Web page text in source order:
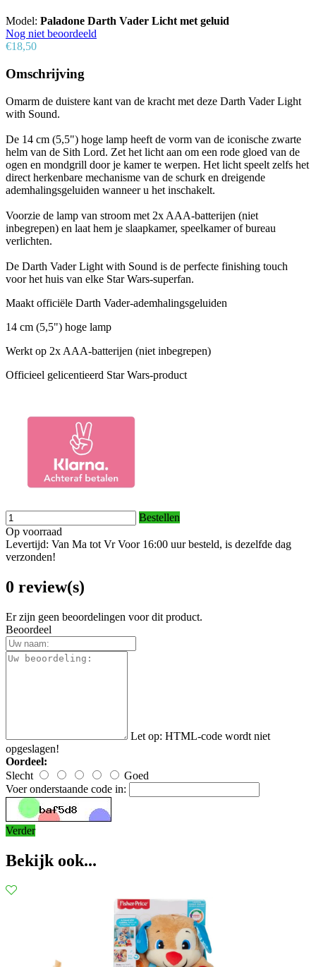
Model: Paladone Darth Vader Licht met geluid
Nog niet beoordeeld
€18,50
Omschrijving
Omarm de duistere kant van de kracht met deze Darth Vader Light
with Sound.
De 14 cm (5,5") hoge lamp heeft de vorm van de iconische zwarte
helm van de Sith Lord. Zet het licht aan om een rode gloed van de
ogen en mondgrill door je kamer te werpen. Het licht speelt zelfs het
direct herkenbare mechanisme van de schurk en dreigende
ademhalingsgeluiden wanneer u het inschakelt.
Voorzie de lamp van stroom met 2x AAA-batterijen (niet
inbegrepen) en laat hem je slaapkamer, speelkamer of bureau
verlichten.
De Darth Vader Light with Sound is de perfecte finishing touch
voor het huis van elke Star Wars-superfan.
Maakt officiële Darth Vader-ademhalingsgeluiden
14 cm (5,5") hoge lamp
Werkt op 2x AAA-batterijen (niet inbegrepen)
Officieel gelicentieerd Star Wars-product
Bestellen
Op voorraad
Levertijd: Van Ma tot Vr Voor 16:00 uur besteld, is dezelfde dag
verzonden!
0 review(s)
Er zijn geen beoordelingen voor dit product.
Beoordeel
Let op: HTML-code wordt niet
opgeslagen!
Oordeel:
Slecht
Goed
Voer onderstaande code in:
Verder
Bekijk ook...